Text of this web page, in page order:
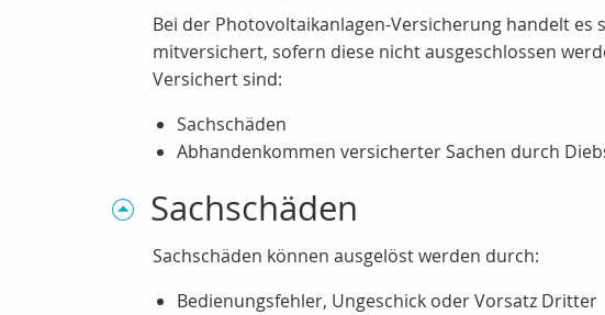
Bei der Photovoltaikanlagen-Versicherung handelt es
mitversichert, sofern diese nicht ausgeschlossen
Versichert sind:
Sachschäden
Abhandenkommen versicherter Sachen durch
Sachschäden
Sachschäden können ausgelöst werden durch:
Bedienungsfehler, Ungeschick oder Vorsatz Dritter